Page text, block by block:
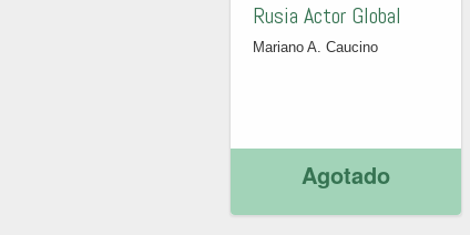
Rusia Actor Global
Mariano A. Caucino
Agotado